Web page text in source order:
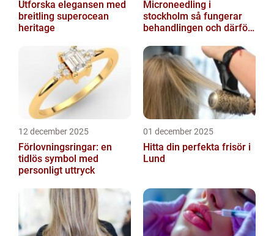
Utforska elegansen med
breitling superocean
heritage
Microneedling i
stockholm så fungerar
behandlingen och därför
12 december 2025
Förlovningsringar: en
tidlös symbol med
personligt uttryck
01 december 2025
Hitta din perfekta frisör i
Lund